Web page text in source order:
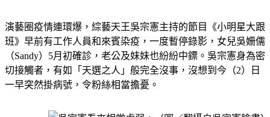
演藝圈疫情連環爆，綜藝天王吳宗憲主持的節目《小明星大跟
班》早前有工作人員和來賓染疫，一度暫停錄影，女兒吳姍儒
（Sandy）5月初確診，老公及妹妹也紛紛中鏢。吳宗憲身為密
切接觸者，有如「天選之人」般完全沒事，沒想到今（2）日
一早突然掛病號，令粉絲相當擔憂。